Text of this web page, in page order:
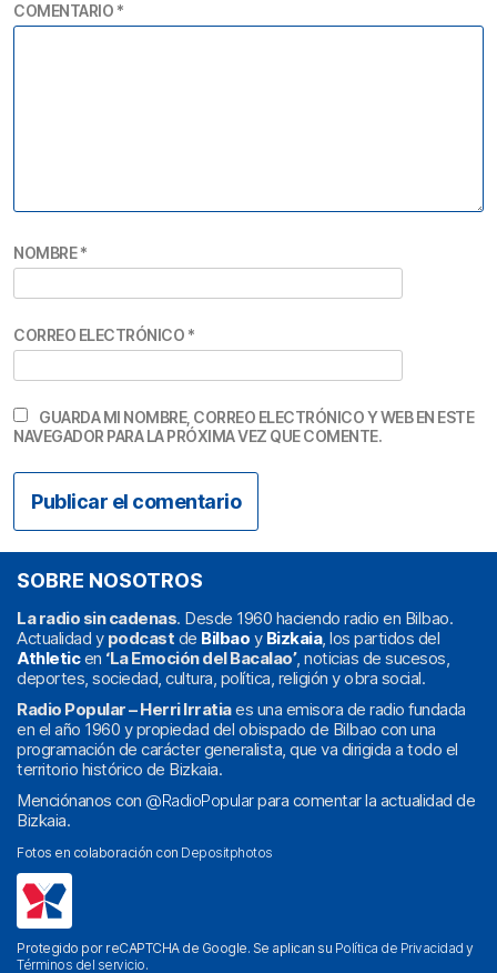
COMENTARIO *
NOMBRE*
CORREO ELECTRÓNICO *
GUARDA MI NOMBRE, CORREO ELECTRÓNICO Y WEB EN ESTE
NAVEGADOR PARA LA PRÓXIMA VEZ QUE COMENTE.
SOBRE NOSOTROS
La radio sin cadenas. Desde 1960 haciendo radio en Bilbao.
Actualidad y podcast de Bilbao y Bizkaia, los partidos del
Athleticen ‘La Emoción del Bacalao’, noticias de sucesos,
deportes, sociedad, cultura, política, religión y obra social.
Radio Popular – Herri Irratiaes una emisora de radio fundada
en el año 1960 y propiedad del obispado de Bilbao con una
programación de carácter generalista, que va dirigida a todo el
territorio histórico de Bizkaia.
Menciónanos con @RadioPopularpara comentar la actualidad de
Bizkaia.
Fotos en colaboración con Depositphotos
Protegido por reCAPTCHA de Google. Se aplican su Política de Privacidad y
Términos del servicio.